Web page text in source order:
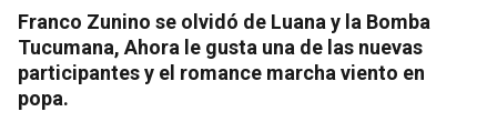
Franco Zunino se olvidó de Luana y la Bomba
Tucumana, Ahora le gusta una de las nuevas
participantes y el romance marcha viento en
popa.